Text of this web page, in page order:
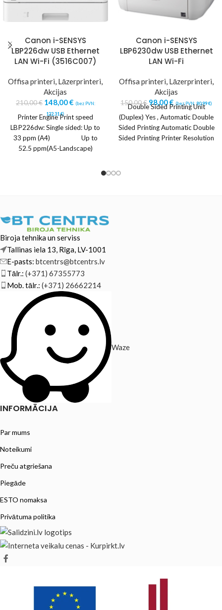
Canon i-SENSYS
LBP226dw USB Ethernet
LAN Wi-Fi (3516C007)
Offisa printeri, Lāzerprinteri,
Akcijas
210,00€ 148,00€ (bez PVN:
122,31€)
Printer Engine Print speed
LBP226dw: Single sided: Up to
33 ppm (A4) Up to
52.5 ppm(A5-Landscape)
Canon i-SENSYS
LBP6230dw USB Ethernet
LAN Wi-Fi
Offisa printeri, Lāzerprinteri,
Akcijas
150,00€ 98,00€ (bez PVN:80,99€)
Double Sided Printing Unit
(Duplex) Yes , Automatic Double
Sided Printing Automatic Double
Sided Printing Printer Resolution
Biroja tehnika un serviss
Tallinas iela 13, Rīga, LV-1001
E-pasts: btcentrs@btcentrs.lv
Tālr.: (+371) 67355773
Mob. tālr.: (+371) 26662214
Waze
INFORMĀCIJA
Par mums
Noteikumi
Preču atgriešana
Piegāde
ESTO nomaksa
Privātuma politika